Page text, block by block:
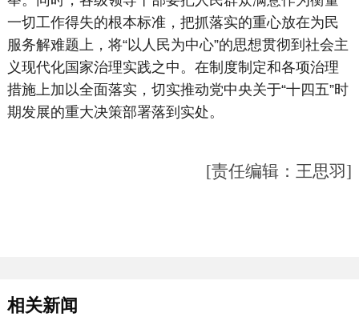
一切工作得失的根本标准，把抓落实的重心放在为民
服务解难题上，将“以人民为中心”的思想贯彻到社会主
义现代化国家治理实践之中。在制度制定和各项治理
措施上加以全面落实，切实推动党中央关于“十四五”时
期发展的重大决策部署落到实处。
[责任编辑：王思羽]
相关新闻